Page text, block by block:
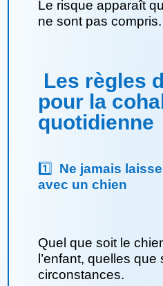
Le risque apparaît
ne sont pas compris.
Les règles
pour la
quotidienne
1️⃣
Ne jamais
avec un chien
Quel que soit le
l’enfant, quelles que
circonstances.